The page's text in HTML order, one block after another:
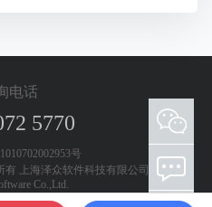
电话
5770
号
上海泽众软件科技有限公司 Shanghai
Co.,Ltd.